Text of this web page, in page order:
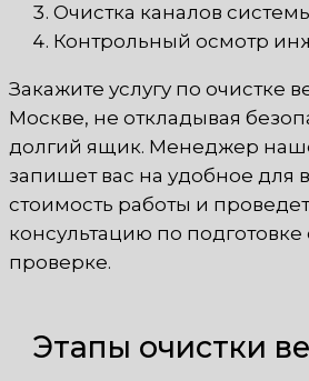
Очистка каналов
Контрольный осмотр
Закажите услугу по очистке
Москве, не откладывая
долгий ящик. Менеджер
запишет вас на удобное для
стоимость работы и
консультацию по подготовке
проверке.
Этапы очистки